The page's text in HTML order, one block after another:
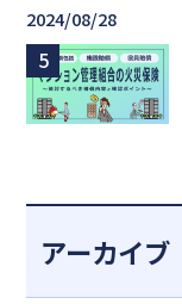
2024/08/28
アーカイブ